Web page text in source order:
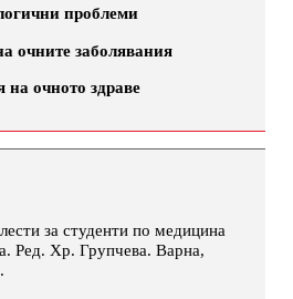
проблеми
очните заболявания
очното здраве
за студенти по медицина
Ред. Хр. Групчева. Варна,